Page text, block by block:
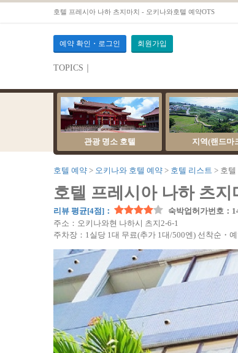
호텔 프레시아 나하 츠지마치 - 오키나와호텔 예약OTS
예약 확인・로그인 회원가입
TOPICS｜
관광 명소 호텔 지역(랜드마
호텔 예약 오키나와 호텔 예약 호텔 리스트 호텔
호텔 프레시아 나하 츠지
리뷰 평균[4점]：
숙박업허가번호：
주소：오키나와현 나하시 츠지2-6-1
주차장：1실당 1대 무료(추가 ​​1대/500엔) 선착순・